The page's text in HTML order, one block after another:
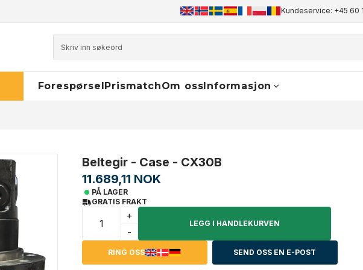
for å lese mer +45 60 17 81 50 info@finaldrive-trackmotors.com
Kundeservice: +45 60
ForespørselPrismatchOm ossInformasjon
Beltegir - Case - CX30B
11.689,11 NOK
PÅ LAGER
GRATIS FRAKT
+
-
LEGG I HANDLEKURVEN
RING OSS SEND OSS EN E-POST